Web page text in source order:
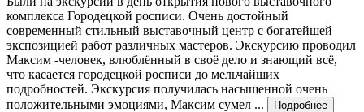
комплекса Городецкой росписи. Очень достойный
современный стильный выставочный центр с богатейшей
экспозицией работ различных мастеров. Экскурсию проводил
Максим -человек, влюблённый в своё дело и знающий всё,
что касается городецкой росписи до мельчайших
подробностей. Экскурсия получилась насыщенной очень
положительными эмоциями, Максим сумел ...
Подробнее